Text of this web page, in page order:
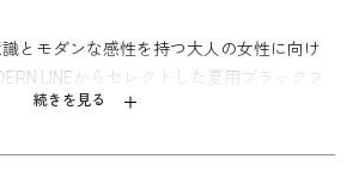
続きを見る
とモダンな感性を持つ大人の女性に向け
LINEからセレクトした夏用ブラックフ
い、襟元にリボンアクセントをあしらっ